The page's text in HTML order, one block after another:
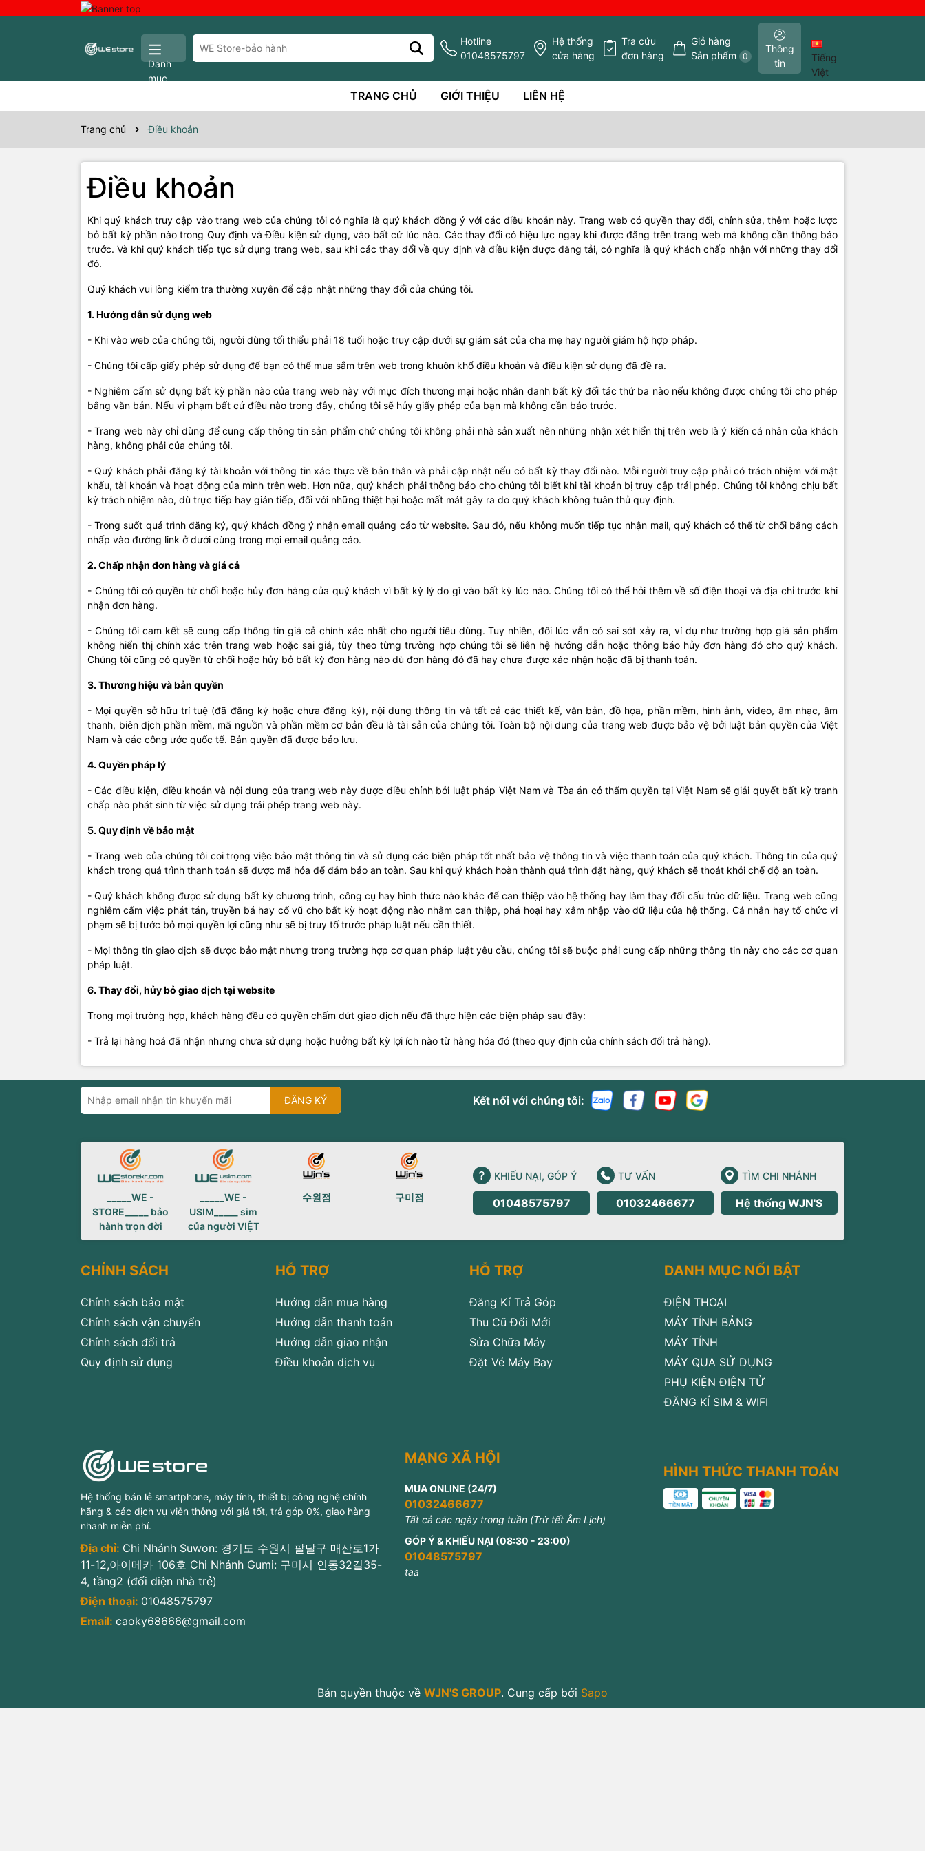
Danh
mục
Hotline
01048575797
Hệ thống
cửa hàng
Tra cứu
đơn hàng
Giỏ hàng
Sản phẩm 0
Thông
tin
Tiếng
Việt
TRANG CHỦ GIỚI THIỆU LIÊN HỆ
Trang chủ Điều khoản
Điều khoản
Khi quý khách truy cập vào trang web của chúng tôi có nghĩa là quý khách đồng ý với các điều khoản này. Trang web có quyền thay đổi, chỉnh sửa, thêm hoặc lược
bỏ bất kỳ phần nào trong Quy định và Điều kiện sử dụng, vào bất cứ lúc nào. Các thay đổi có hiệu lực ngay khi được đăng trên trang web mà không cần thông báo
trước. Và khi quý khách tiếp tục sử dụng trang web, sau khi các thay đổi về quy định và điều kiện được đăng tải, có nghĩa là quý khách chấp nhận với những thay đổi
đó.
Quý khách vui lòng kiểm tra thường xuyên để cập nhật những thay đổi của chúng tôi.
1. Hướng dẫn sử dụng web
- Khi vào web của chúng tôi, người dùng tối thiểu phải 18 tuổi hoặc truy cập dưới sự giám sát của cha mẹ hay người giám hộ hợp pháp.
- Chúng tôi cấp giấy phép sử dụng để bạn có thể mua sắm trên web trong khuôn khổ điều khoản và điều kiện sử dụng đã đề ra.
- Nghiêm cấm sử dụng bất kỳ phần nào của trang web này với mục đích thương mại hoặc nhân danh bất kỳ đối tác thứ ba nào nếu không được chúng tôi cho phép
bằng văn bản. Nếu vi phạm bất cứ điều nào trong đây, chúng tôi sẽ hủy giấy phép của bạn mà không cần báo trước.
- Trang web này chỉ dùng để cung cấp thông tin sản phẩm chứ chúng tôi không phải nhà sản xuất nên những nhận xét hiển thị trên web là ý kiến cá nhân của khách
hàng, không phải của chúng tôi.
- Quý khách phải đăng ký tài khoản với thông tin xác thực về bản thân và phải cập nhật nếu có bất kỳ thay đổi nào. Mỗi người truy cập phải có trách nhiệm với mật
khẩu, tài khoản và hoạt động của mình trên web. Hơn nữa, quý khách phải thông báo cho chúng tôi biết khi tài khoản bị truy cập trái phép. Chúng tôi không chịu bất
kỳ trách nhiệm nào, dù trực tiếp hay gián tiếp, đối với những thiệt hại hoặc mất mát gây ra do quý khách không tuân thủ quy định.
- Trong suốt quá trình đăng ký, quý khách đồng ý nhận email quảng cáo từ website. Sau đó, nếu không muốn tiếp tục nhận mail, quý khách có thể từ chối bằng cách
nhấp vào đường link ở dưới cùng trong mọi email quảng cáo.
2. Chấp nhận đơn hàng và giá cả
- Chúng tôi có quyền từ chối hoặc hủy đơn hàng của quý khách vì bất kỳ lý do gì vào bất kỳ lúc nào. Chúng tôi có thể hỏi thêm về số điện thoại và địa chỉ trước khi
nhận đơn hàng.
- Chúng tôi cam kết sẽ cung cấp thông tin giá cả chính xác nhất cho người tiêu dùng. Tuy nhiên, đôi lúc vẫn có sai sót xảy ra, ví dụ như trường hợp giá sản phẩm
không hiển thị chính xác trên trang web hoặc sai giá, tùy theo từng trường hợp chúng tôi sẽ liên hệ hướng dẫn hoặc thông báo hủy đơn hàng đó cho quý khách.
Chúng tôi cũng có quyền từ chối hoặc hủy bỏ bất kỳ đơn hàng nào dù đơn hàng đó đã hay chưa được xác nhận hoặc đã bị thanh toán.
3. Thương hiệu và bản quyền
- Mọi quyền sở hữu trí tuệ (đã đăng ký hoặc chưa đăng ký), nội dung thông tin và tất cả các thiết kế, văn bản, đồ họa, phần mềm, hình ảnh, video, âm nhạc, âm
thanh, biên dịch phần mềm, mã nguồn và phần mềm cơ bản đều là tài sản của chúng tôi. Toàn bộ nội dung của trang web được bảo vệ bởi luật bản quyền của Việt
Nam và các công ước quốc tế. Bản quyền đã được bảo lưu.
4. Quyền pháp lý
- Các điều kiện, điều khoản và nội dung của trang web này được điều chỉnh bởi luật pháp Việt Nam và Tòa án có thẩm quyền tại Việt Nam sẽ giải quyết bất kỳ tranh
chấp nào phát sinh từ việc sử dụng trái phép trang web này.
5. Quy định về bảo mật
- Trang web của chúng tôi coi trọng việc bảo mật thông tin và sử dụng các biện pháp tốt nhất bảo vệ thông tin và việc thanh toán của quý khách. Thông tin của quý
khách trong quá trình thanh toán sẽ được mã hóa để đảm bảo an toàn. Sau khi quý khách hoàn thành quá trình đặt hàng, quý khách sẽ thoát khỏi chế độ an toàn.
- Quý khách không được sử dụng bất kỳ chương trình, công cụ hay hình thức nào khác để can thiệp vào hệ thống hay làm thay đổi cấu trúc dữ liệu. Trang web cũng
nghiêm cấm việc phát tán, truyền bá hay cổ vũ cho bất kỳ hoạt động nào nhằm can thiệp, phá hoại hay xâm nhập vào dữ liệu của hệ thống. Cá nhân hay tổ chức vi
phạm sẽ bị tước bỏ mọi quyền lợi cũng như sẽ bị truy tố trước pháp luật nếu cần thiết.
- Mọi thông tin giao dịch sẽ được bảo mật nhưng trong trường hợp cơ quan pháp luật yêu cầu, chúng tôi sẽ buộc phải cung cấp những thông tin này cho các cơ quan
pháp luật.
6. Thay đổi, hủy bỏ giao dịch tại website
Trong mọi trường hợp, khách hàng đều có quyền chấm dứt giao dịch nếu đã thực hiện các biện pháp sau đây:
- Trả lại hàng hoá đã nhận nhưng chưa sử dụng hoặc hưởng bất kỳ lợi ích nào từ hàng hóa đó (theo quy định của chính sách đổi trả hàng).
ĐĂNG KÝ Kết nối với chúng tôi:
_____WE -
STORE_____ bảo
hành trọn đời
_____WE -
USIM_____ sim
của người VIỆT
수원점 구미점
KHIẾU NẠI, GÓP Ý
01048575797
TƯ VẤN
01032466677
TÌM CHI NHÁNH
Hệ thống WJN'S
CHÍNH SÁCH
Chính sách bảo mật
Chính sách vận chuyển
Chính sách đổi trả
Quy định sử dụng
HỖ TRỢ
Hướng dẫn mua hàng
Hướng dẫn thanh toán
Hướng dẫn giao nhận
Điều khoản dịch vụ
HỖ TRỢ
Đăng Kí Trả Góp
Thu Cũ Đổi Mới
Sửa Chữa Máy
Đặt Vé Máy Bay
DANH MỤC NỔI BẬT
ĐIỆN THOẠI
MÁY TÍNH BẢNG
MÁY TÍNH
MÁY QUA SỬ DỤNG
PHỤ KIỆN ĐIỆN TỬ
ĐĂNG KÍ SIM & WIFI
Hệ thống bán lẻ smartphone, máy tính, thiết bị công nghệ chính
hãng & các dịch vụ viễn thông với giá tốt, trả góp 0%, giao hàng
nhanh miễn phí.
Địa chỉ: Chi Nhánh Suwon: 경기도 수원시 팔달구 매산로1가
11-12,아이메카 106호 Chi Nhánh Gumi: 구미시 인동32길35-
4, tầng2 (đối diện nhà trẻ)
Điện thoại: 01048575797
Email: caoky68666@gmail.com
MẠNG XÃ HỘI
MUA ONLINE (24/7)
01032466677
Tất cả các ngày trong tuần (Trừ tết Âm Lịch)
GÓP Ý & KHIẾU NẠI (08:30 - 23:00)
01048575797
taa
HÌNH THỨC THANH TOÁN
Bản quyền thuộc về WJN'S GROUP. Cung cấp bởi Sapo